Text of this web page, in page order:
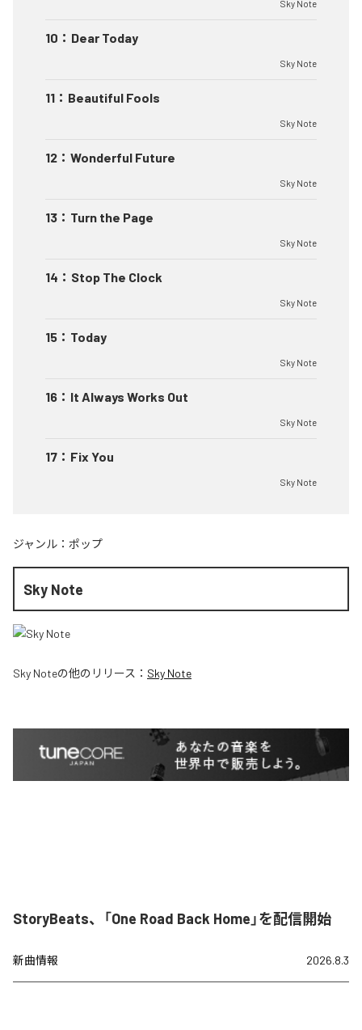
Sky Note
10 ： Dear Today
Sky Note
11 ： Beautiful Fools
Sky Note
12 ： Wonderful Future
Sky Note
13 ： Turn the Page
Sky Note
14 ： Stop The Clock
Sky Note
15 ： Today
Sky Note
16 ： It Always Works Out
Sky Note
17 ： Fix You
Sky Note
ジャンル： ポップ
Sky Note
Sky Noteの他のリリース： Sky Note
StoryBeats、「One Road Back Home」を配信開始
新曲情報 2026.8.3